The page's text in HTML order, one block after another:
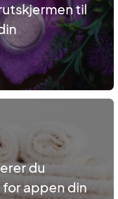
til
du
appen din